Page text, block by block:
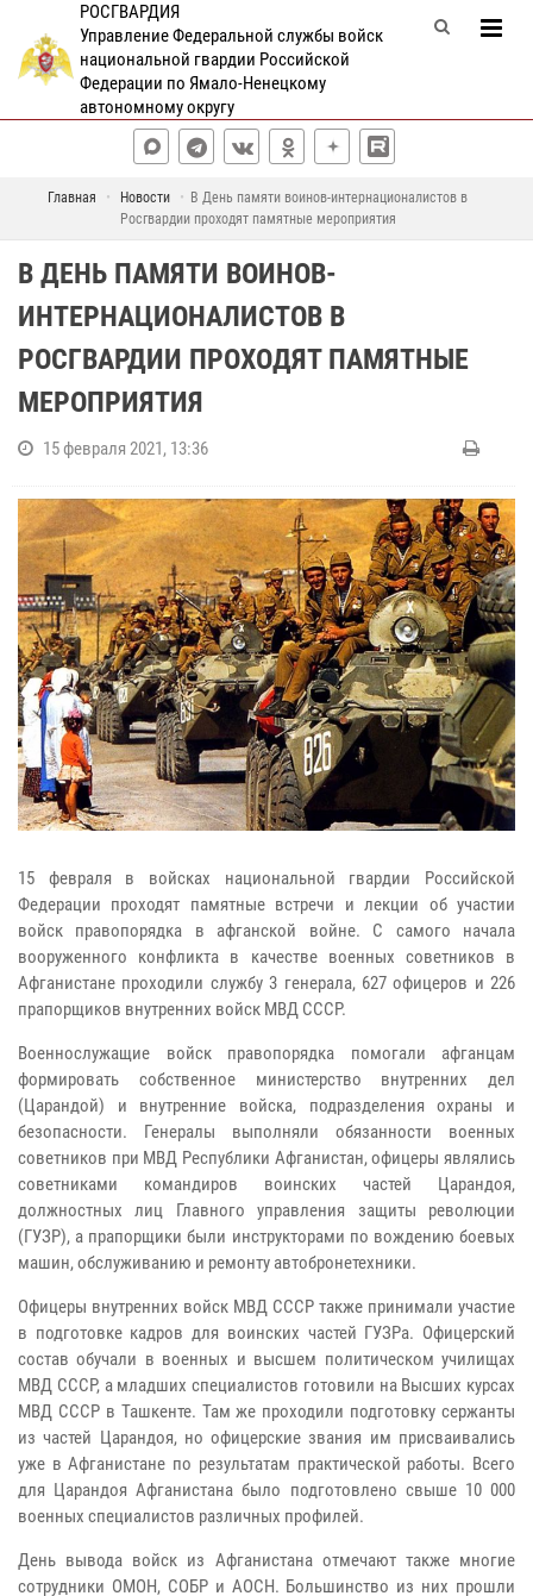
РОСГВАРДИЯ
Управление Федеральной службы войск
национальной гвардии Российской
Федерации по Ямало-Ненецкому
автономному округу
Главная Новости
В День памяти воинов-интернационалистов в
Росгвардии проходят памятные мероприятия
В ДЕНЬ ПАМЯТИ ВОИНОВ-
ИНТЕРНАЦИОНАЛИСТОВ В
РОСГВАРДИИ ПРОХОДЯТ ПАМЯТНЫЕ
МЕРОПРИЯТИЯ
15 февраля 2021, 13:36
15 февраля в войсках национальной гвардии Российской
Федерации проходят памятные встречи и лекции об участии
войск правопорядка в афганской войне. С самого начала
вооруженного конфликта в качестве военных советников в
Афганистане проходили службу 3 генерала, 627 офицеров и 226
прапорщиков внутренних войск МВД СССР.
Военнослужащие войск правопорядка помогали афганцам
формировать собственное министерство внутренних дел
(Царандой) и внутренние войска, подразделения охраны и
безопасности. Генералы выполняли обязанности военных
советников при МВД Республики Афганистан, офицеры являлись
советниками командиров воинских частей Царандоя,
должностных лиц Главного управления защиты революции
(ГУЗР), а прапорщики были инструкторами по вождению боевых
машин, обслуживанию и ремонту автобронетехники.
Офицеры внутренних войск МВД СССР также принимали участие
в подготовке кадров для воинских частей ГУЗРа. Офицерский
состав обучали в военных и высшем политическом училищах
МВД СССР, а младших специалистов готовили на Высших курсах
МВД СССР в Ташкенте. Там же проходили подготовку сержанты
из частей Царандоя, но офицерские звания им присваивались
уже в Афганистане по результатам практической работы. Всего
для Царандоя Афганистана было подготовлено свыше 10 000
военных специалистов различных профилей.
День вывода войск из Афганистана отмечают также многие
сотрудники ОМОН, СОБР и АОСН. Большинство из них прошли